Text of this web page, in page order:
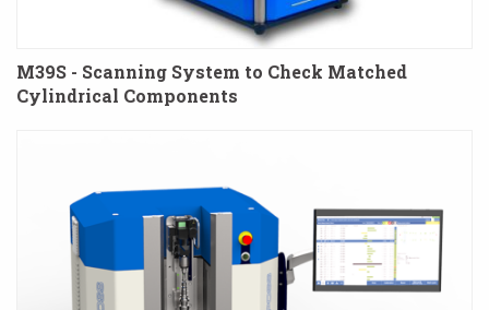
M39S - Scanning System to Check Matched
Cylindrical Components